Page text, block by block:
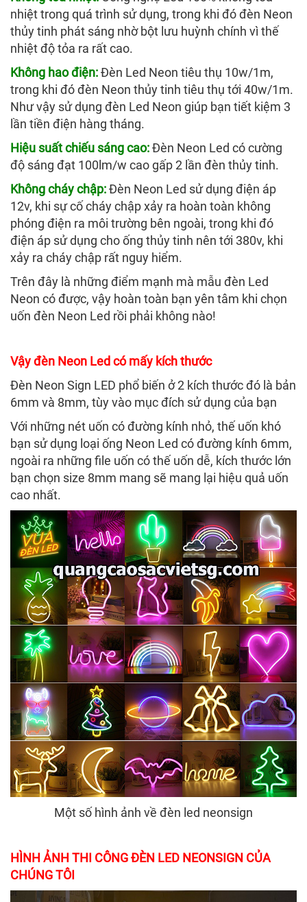
nhiệt trong quá trình sử dụng, trong khi đó đèn Neon
thủy tinh phát sáng nhờ bột lưu huỳnh chính vì thế
nhiệt độ tỏa ra rất cao.
Không hao điện:Đèn Led Neon tiêu thụ 10w/1m,
trong khi đó đèn Neon thủy tinh tiêu thụ tới 40w/1m.
Như vậy sử dụng đèn Led Neon giúp bạn tiết kiệm 3
lần tiền điện hàng tháng.
Hiệu suất chiếu sáng cao:Đèn Neon Led có cường
độ sáng đạt 100lm/w cao gấp 2 lần đèn thủy tinh.
Không cháy chập:Đèn Neon Led sử dụng điện áp
12v, khi sự cố cháy chập xảy ra hoàn toàn không
phóng điện ra môi trường bên ngoài, trong khi đó
điện áp sử dụng cho ống thủy tinh nên tới 380v, khi
xảy ra cháy chập rất nguy hiểm.
Trên đây là những điểm mạnh mà mẫu đèn Led
Neon có được, vậy hoàn toàn bạn yên tâm khi chọn
uốn đèn Neon Led rồi phải không nào!
Vậy đèn Neon Led có mấy kích thước
Đèn Neon Sign LED phổ biến ở 2 kích thước đó là bản
6mm và 8mm, tùy vào mục đích sử dụng của bạn
Với những nét uốn có đường kính nhỏ, thế uốn khó
bạn sử dụng loại ống Neon Led có đường kính 6mm,
ngoài ra những file uốn có thế uốn dễ, kích thước lớn
bạn chọn size 8mm mang sẽ mang lại hiệu quả uốn
cao nhất.
Một số hình ảnh về đèn led neonsign
HÌNH ẢNH THI CÔNG ĐÈN LED NEONSIGN CỦA
CHÚNG TÔI